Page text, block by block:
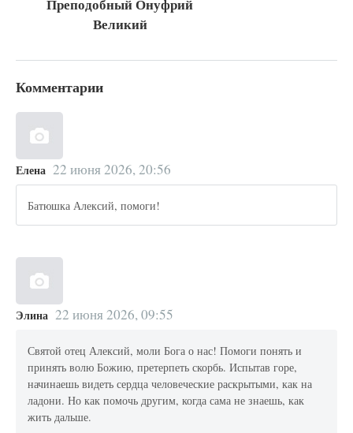
Преподобный Онуфрий
Великий
Комментарии
Елена 22 июня 2026, 20:56
Батюшка Алексий, помоги!
Элина 22 июня 2026, 09:55
Святой отец Алексий, моли Бога о нас! Помоги понять и
принять волю Божию, претерпеть скорбь. Испытав горе,
начинаешь видеть сердца человеческие раскрытыми, как на
ладони. Но как помочь другим, когда сама не знаешь, как
жить дальше.